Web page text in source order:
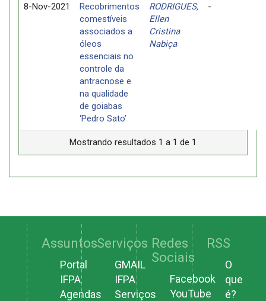
8-Nov-2021
Recobrimentos
comestíveis
associados a
óleos
essenciais no
controle da
antracnose e
na qualidade
de goiabas
‘Pedro Sato’
RODRIGUES,
Ellen
Cristina
Nabiça
-
Mostrando resultados 1 a 1 de 1
Assuntos
Portal
IFPA
Agendas
Serviços
GMAIL
IFPA
Serviços
Redes
Sociais
Facebook
YouTube
RSS
O
que
é?